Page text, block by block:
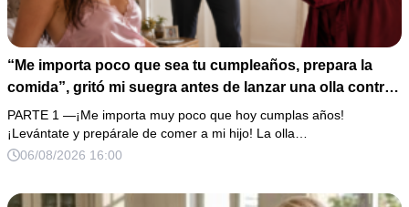
“Me importa poco que sea tu cumpleaños, prepara la
comida”, gritó mi suegra antes de lanzar una olla contra
mi cama. Mi esposo regresó horas después oliendo al
perfume de su amante, seguro de que yo lo perdonaría.
Pero yo ya tenía 3 copias de los estados de cuenta y una
PARTE 1 —¡Me importa muy poco que hoy cumplas años!
¡Levántate y prepárale de comer a mi hijo! La olla…
06/08/2026 16:00